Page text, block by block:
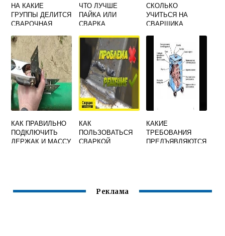
НА КАКИЕ
ГРУППЫ ДЕЛИТСЯ
СВАРОЧНАЯ
ГОСТ 2246 70
ЧТО ЛУЧШЕ
ПАЙКА ИЛИ
СВАРКА
СКОЛЬКО
УЧИТЬСЯ НА
СВАРЩИКА
КАК ПРАВИЛЬНО
ПОДКЛЮЧИТЬ
ДЕРЖАК И МАССУ
КАК
ПОЛЬЗОВАТЬСЯ
СВАРКОЙ
КАКИЕ
ТРЕБОВАНИЯ
ПРЕДЪЯВЛЯЮТСЯ
Реклама